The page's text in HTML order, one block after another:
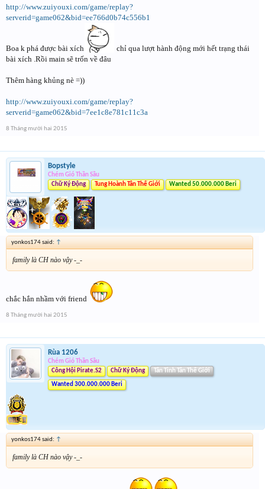
http://www.zuiyouxi.com/game/replay?
serverid=game062&bid=ee766d0b74c556b1
Boa k phá được bài xích
chỉ qua lượt hành động mới hết trạng thái
bài xích .Rồi main sẽ trốn về đâu
Thêm hàng khủng nè =))
http://www.zuiyouxi.com/game/replay?
serverid=game062&bid=7ee1c8e781c11c3a
8 Tháng mười hai 2015
Bopstyle
Chém Gió Thần Sầu
Chữ Ký Động
Tung Hoành Tân Thế Giới Wanted 50.000.000 Beri
yonkos174 said: ↑
family là CH nào vậy -_-
chắc hắn nhầm với friend
8 Tháng mười hai 2015
Rùa 1206
Chém Gió Thần Sầu
Công Hội Pirate.S2
Chữ Ký Động Tân Tinh Tân Thế Giới
Wanted 300.000.000 Beri
yonkos174 said: ↑
family là CH nào vậy -_-